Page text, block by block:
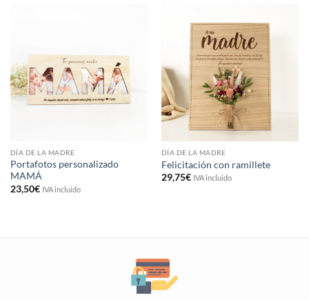
DÍA DE LA MADRE
Portafotos personalizado
MAMÁ
23,50€ IVA incluido
DÍA DE LA MADRE
Felicitación con ramillete
29,75€ IVA incluido